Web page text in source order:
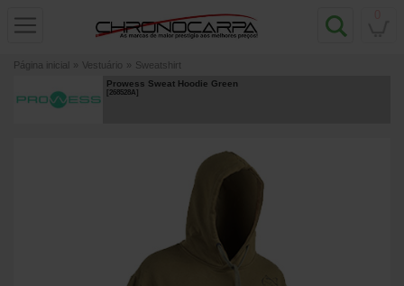
Página inicial » Vestuário » Sweatshirt
Prowess Sweat Hoodie Green
[268528A]